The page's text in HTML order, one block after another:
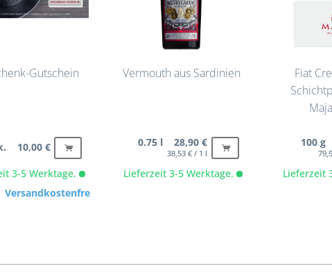
Gutschein
Versandkostenfrei
3-5 Werktage.
10,00 € 1 Stck. 20,00 € 1 Stck. 30,00 €
Vermouth aus Sardinien
Lieferzeit 3-5 Werktage.
0.75 l 28,90 €
38,53 € / 1 l
Fiat
Lieferzeit
100